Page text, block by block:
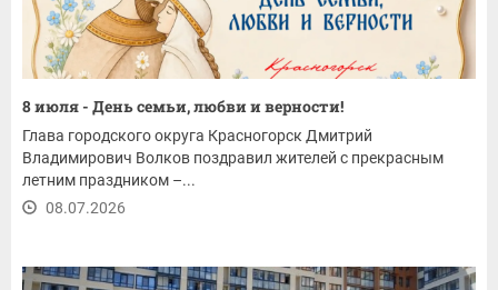
8 июля - День семьи, любви и верности!
Глава городского округа Красногорск Дмитрий
Владимирович Волков поздравил жителей с прекрасным
летним праздником –...
08.07.2026